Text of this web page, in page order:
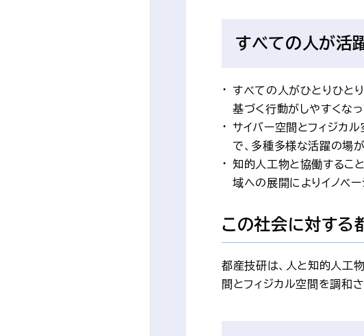
すべての人が活
すべての人がひとりひと
基づく行動がしやすくな
サイバー空間とフィジカ
で、多種多様な活躍の場
知的人工物と協働するこ
域への展開によりイノベ
この社会に対する
都産技研は、人と知的人工
間とフィジカル空間を調和